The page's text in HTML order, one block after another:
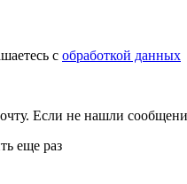
с обработкой данных
Если не нашли
еще раз